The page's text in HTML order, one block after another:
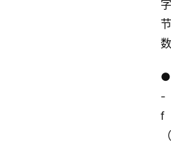
字
节
数
●
-
f
（